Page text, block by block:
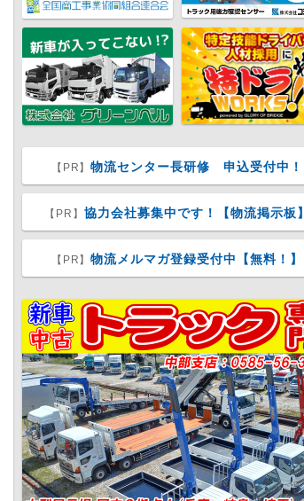
【PR】物流センター長研修 申込受付中！
【PR】 協力会社募集中です！【物流掲示板】
【PR】物流メルマガ登録受付中【無料！】